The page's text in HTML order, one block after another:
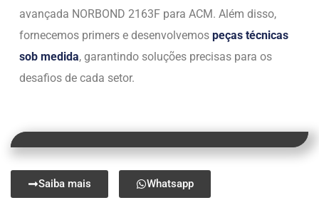
avançada NORBOND 2163F para ACM. Além disso,
fornecemos primers e desenvolvemos peças técnicas
sob medida, garantindo soluções precisas para os
desafios de cada setor.
Saiba mais Whatsapp